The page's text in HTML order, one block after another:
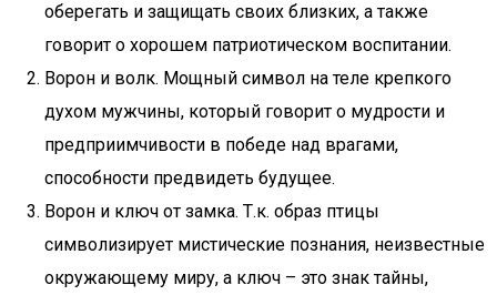
оберегать и защищать своих близких, а также
говорит о хорошем патриотическом воспитании.
Ворон и волк. Мощный символ на теле крепкого
духом мужчины, который говорит о мудрости и
предприимчивости в победе над врагами,
способности предвидеть будущее.
Ворон и ключ от замка. Т.к. образ птицы
символизирует мистические познания, неизвестные
окружающему миру, а ключ – это знак тайны,